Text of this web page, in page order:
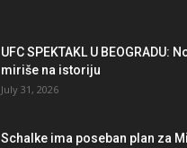
UFC SPEKTAKL U BEOGRADU:
miriše na istoriju
July 31, 2026
Schalke ima poseban plan za